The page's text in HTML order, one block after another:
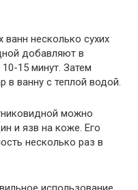
несколько сухих
добавляют в
15 минут. Затем
ванну с теплой водой.
можно
и язв на коже. Его
несколько раз в